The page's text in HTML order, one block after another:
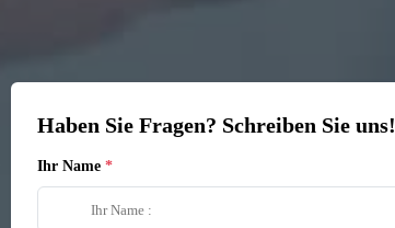
Haben Sie Fragen? Schreiben Sie uns!
Ihr Name